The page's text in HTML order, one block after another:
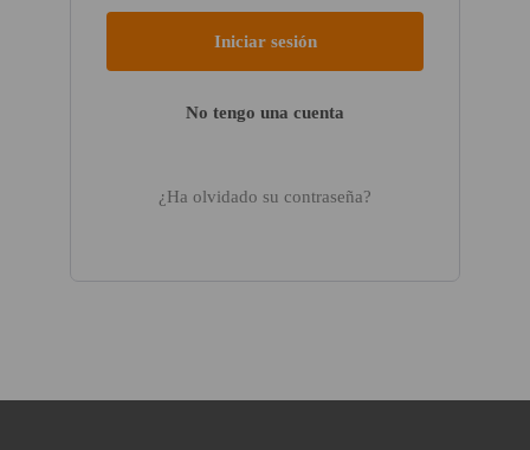
No tengo una cuenta
¿Ha olvidado su contraseña?